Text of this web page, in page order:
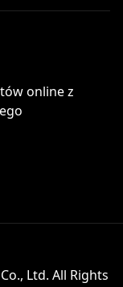
online z
Ltd. All Rights